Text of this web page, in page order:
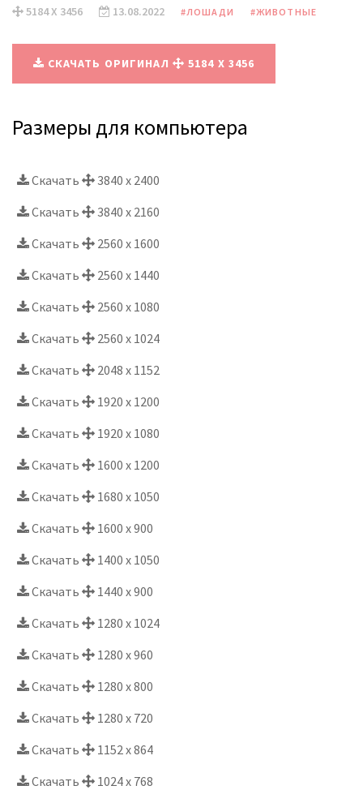
5184 X 3456 13.08.2022 #ЛОШАДИ #ЖИВОТНЫЕ
СКАЧАТЬ ОРИГИНАЛ 5184 X 3456
Размеры для компьютера
Скачать
3840 x 2400
Скачать
3840 x 2160
Скачать
2560 x 1600
Скачать
2560 x 1440
Скачать
2560 x 1080
Скачать
2560 x 1024
Скачать
2048 x 1152
Скачать
1920 x 1200
Скачать
1920 x 1080
Скачать
1600 x 1200
Скачать
1680 x 1050
Скачать
1600 x 900
Скачать
1400 x 1050
Скачать
1440 x 900
Скачать
1280 x 1024
Скачать
1280 x 960
Скачать
1280 x 800
Скачать
1280 x 720
Скачать
1152 x 864
Скачать
1024 x 768